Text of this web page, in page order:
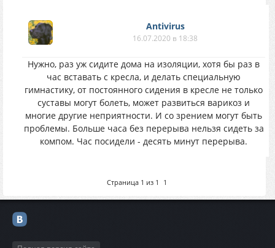
Antivirus
16.07.2020 в 18:38
Нужно, раз уж сидите дома на изоляции, хотя бы раз в
час вставать с кресла, и делать специальную
гимнастику, от постоянного сидения в кресле не только
суставы могут болеть, может развиться варикоз и
многие другие неприятности. И со зрением могут быть
проблемы. Больше часа без перерыва нельзя сидеть за
компом. Час посидели - десять минут перерыва.
Страница 1 из 1 1